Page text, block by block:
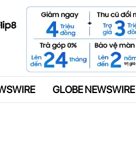
Quảng cáo
GLOBE NEWSWIRE